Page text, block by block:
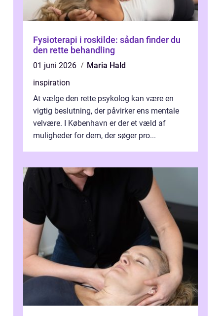
Fysioterapi i roskilde: sådan finder du
den rette behandling
01 juni 2026
Maria Hald
inspiration
At vælge den rette psykolog kan være en
vigtig beslutning, der påvirker ens mentale
velvære. I København er der et væld af
muligheder for dem, der søger pro...